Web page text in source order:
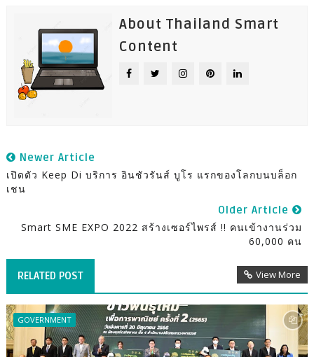
About Thailand Smart
Content
Newer Article
เปิดตัว Keep Di บริการ อินชัวรันส์ บูโร แรกของโลกบนบล็อก
เชน
Older Article
Smart SME EXPO 2022 สร้างเซอร์ไพรส์ !! คนเข้างานร่วม
60,000 คน
RELATED POST View More
GOVERNMENT